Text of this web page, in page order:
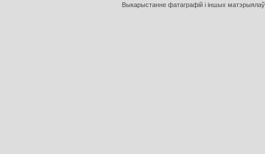
Выкарыстанне фатаграфій і іншых